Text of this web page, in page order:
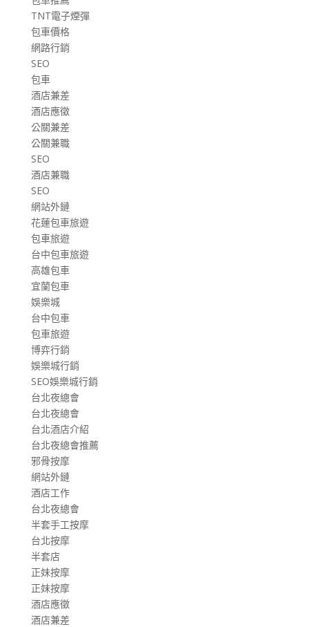
TNT電子煙彈
包車價格
網路行銷
SEO
包車
酒店兼差
酒店應徵
公關兼差
公關兼職
SEO
酒店兼職
SEO
網站外鏈
花蓮包車旅遊
包車旅遊
台中包車旅遊
高雄包車
宜蘭包車
娛樂城
台中包車
包車旅遊
博弈行銷
娛樂城行銷
SEO娛樂城行銷
台北夜總會
台北夜總會
台北酒店介紹
台北夜總會推薦
邪骨按摩
網站外鏈
酒店工作
台北夜總會
半套手工按摩
台北按摩
半套店
正妹按摩
正妹按摩
酒店應徵
酒店兼差